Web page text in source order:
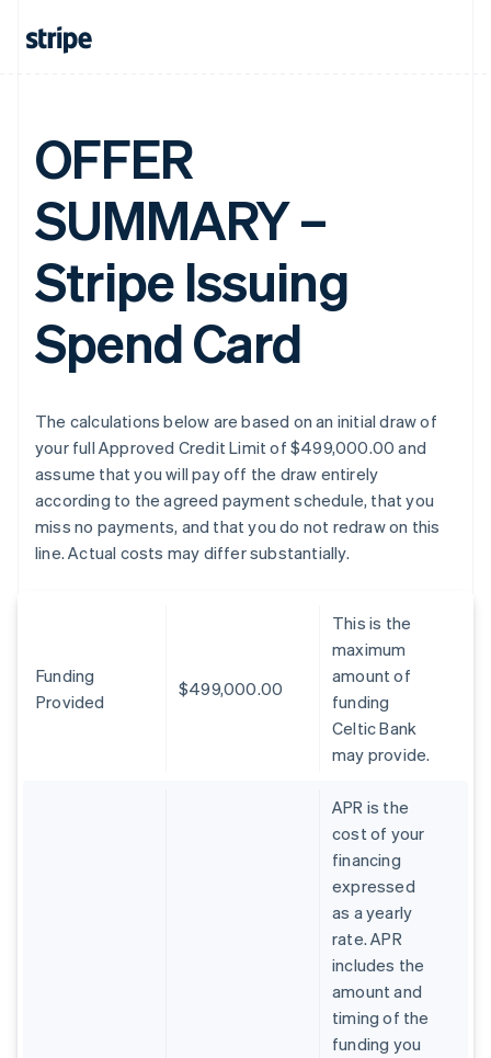
OFFER
SUMMARY –
Stripe Issuing
Spend Card
The calculations below are based on an initial draw of
your full Approved Credit Limit of $499,000.00 and
assume that you will pay off the draw entirely
according to the agreed payment schedule, that you
miss no payments, and that you do not redraw on this
line. Actual costs may differ substantially.
Funding
Provided
$499,000.00
This is the
maximum
amount of
funding
Celtic Bank
may provide.
APR is the
cost of your
financing
expressed
as a yearly
rate. APR
includes the
amount and
timing of the
funding you